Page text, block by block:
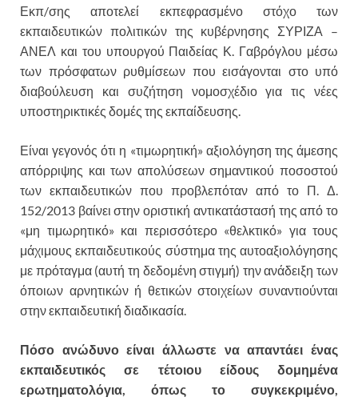
Εκπ/σης αποτελεί εκπεφρασμένο στόχο των
εκπαιδευτικών πολιτικών της κυβέρνησης ΣΥΡΙΖΑ –
ΑΝΕΛ και του υπουργού Παιδείας Κ. Γαβρόγλου μέσω
των πρόσφατων ρυθμίσεων που εισάγονται στο υπό
διαβούλευση και συζήτηση νομοσχέδιο για τις νέες
υποστηρικτικές δομές της εκπαίδευσης.
Είναι γεγονός ότι η «τιμωρητική» αξιολόγηση της άμεσης
απόρριψης και των απολύσεων σημαντικού ποσοστού
των εκπαιδευτικών που προβλεπόταν από το Π. Δ.
152/2013 βαίνει στην οριστική αντικατάστασή της από το
«μη τιμωρητικό» και περισσότερο «θελκτικό» για τους
μάχιμους εκπαιδευτικούς σύστημα της αυτοαξιολόγησης
με πρόταγμα (αυτή τη δεδομένη στιγμή) την ανάδειξη των
όποιων αρνητικών ή θετικών στοιχείων συναντιούνται
στην εκπαιδευτική διαδικασία.
Πόσο ανώδυνο είναι άλλωστε να απαντάει ένας
εκπαιδευτικός σε τέτοιου είδους δομημένα
ερωτηματολόγια, όπως το συγκεκριμένο,